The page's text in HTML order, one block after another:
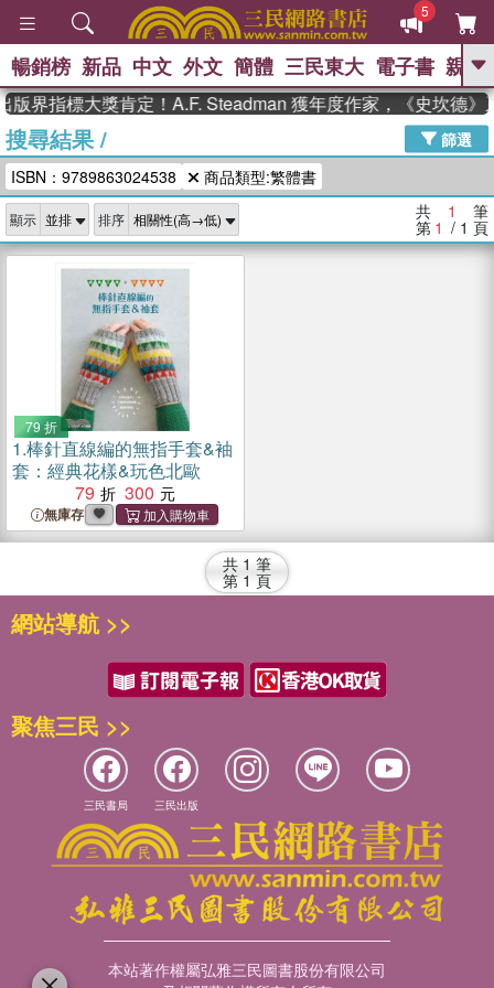
5
GO
高希均教授回憶錄
、 The Odyssey 、 父親節 、 花開錦
繡 、 暑期推薦
李登輝時代 、 數學女孩：黎曼猜想
、
如果歷史是一
群喵 、 臺灣漫遊錄
暢銷榜 新品 中文 外文 簡體 三民東大 電子書 親子
版界指標大獎肯定！A.F. Steadman 獲年度作家，《史坎德》
搜尋結果/
篩選
ISBN：9789863024538
商品類型:繁體書
顯示 排序 共 1 筆
第 1 / 1 頁
79 折
1.棒針直線編的無指手套&袖
套：經典花樣&玩色北歐
79
300
無庫存
共 1 筆
第 1 頁
網站導航 >>
聚焦三民 >>
三民書局 三民出版
本站著作權屬弘雅三民圖書股份有限公司